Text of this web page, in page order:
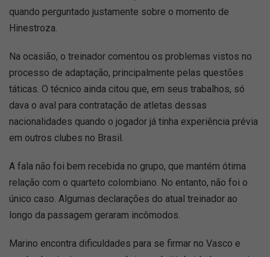
quando perguntado justamente sobre o momento de
Hinestroza.
Na ocasião, o treinador comentou os problemas vistos no
processo de adaptação, principalmente pelas questões
táticas. O técnico ainda citou que, em seus trabalhos, só
dava o aval para contratação de atletas dessas
nacionalidades quando o jogador já tinha experiência prévia
em outros clubes no Brasil.
A fala não foi bem recebida no grupo, que mantém ótima
relação com o quarteto colombiano. No entanto, não foi o
único caso. Algumas declarações do atual treinador ao
longo da passagem geraram incômodos.
Marino encontra dificuldades para se firmar no Vasco e